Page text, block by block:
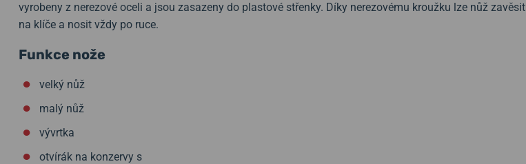
vyrobeny z nerezové oceli a jsou zasazeny do plastové střenky. Díky nerezovému kroužku lze nůž zavěsit
na klíče a nosit vždy po ruce.
Funkce nože
velký nůž
malý nůž
vývrtka
otvírák na konzervy s